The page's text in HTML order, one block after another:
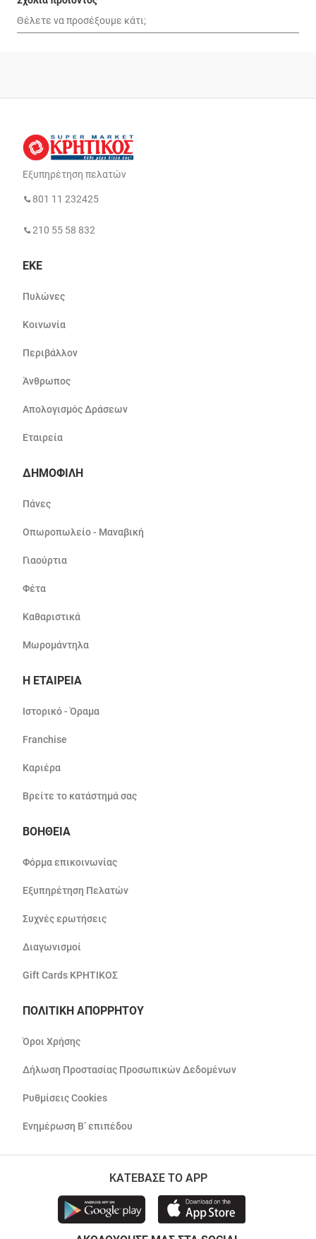
Εξυπηρέτηση πελατών
801 11 232425
210 55 58 832
ΕΚΕ
Πυλώνες
Κοινωνία
Περιβάλλον
Άνθρωπος
Απολογισμός Δράσεων
Εταιρεία
ΔΗΜΟΦΙΛΗ
Πάνες
Οπωροπωλείο - Μαναβική
Γιαούρτια
Φέτα
Καθαριστικά
Μωρομάντηλα
Η ΕΤΑΙΡΕΙΑ
Ιστορικό - Όραμα
Franchise
Καριέρα
Βρείτε το κατάστημά σας
ΒΟΗΘΕΙΑ
Φόρμα επικοινωνίας
Εξυπηρέτηση Πελατών
Συχνές ερωτήσεις
Διαγωνισμοί
Gift Cards ΚΡΗΤΙΚΟΣ
ΠΟΛΙΤΙΚΗ ΑΠΟΡΡΗΤΟΥ
Όροι Χρήσης
Δήλωση Προστασίας Προσωπικών Δεδομένων
Ρυθμίσεις Cookies
Ενημέρωση Β’ επιπέδου
ΚΑΤΕΒΑΣΕ ΤΟ APP